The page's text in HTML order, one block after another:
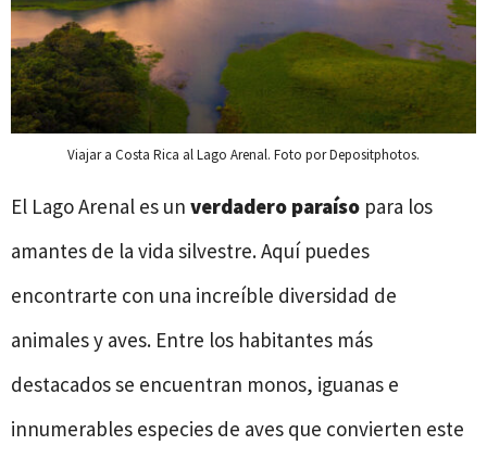
Viajar a Costa Rica al Lago Arenal. Foto por Depositphotos.
El Lago Arenal es un verdadero paraíso para los
amantes de la vida silvestre. Aquí puedes
encontrarte con una increíble diversidad de
animales y aves. Entre los habitantes más
destacados se encuentran monos, iguanas e
innumerables especies de aves que convierten este